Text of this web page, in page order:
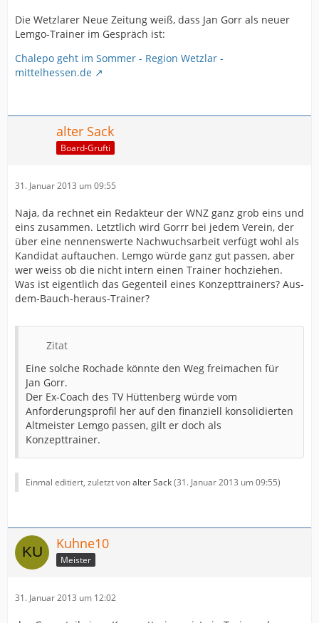
Die Wetzlarer Neue Zeitung weiß, dass Jan Gorr als neuer
Lemgo-Trainer im Gespräch ist:
Chalepo geht im Sommer - Region Wetzlar -
mittelhessen.de
alter Sack
Board-Grufti
31. Januar 2013 um 09:55
Naja, da rechnet ein Redakteur der WNZ ganz grob eins und
eins zusammen. Letztlich wird Gorrr bei jedem Verein, der
über eine nennenswerte Nachwuchsarbeit verfügt wohl als
Kandidat auftauchen. Lemgo würde ganz gut passen, aber
wer weiss ob die nicht intern einen Trainer hochziehen.
Was ist eigentlich das Gegenteil eines Konzepttrainers? Aus-
dem-Bauch-heraus-Trainer?
Zitat
Eine solche Rochade könnte den Weg freimachen für
Jan Gorr.
Der Ex-Coach des TV Hüttenberg würde vom
Anforderungsprofil her auf den finanziell konsolidierten
Altmeister Lemgo passen, gilt er doch als
Konzepttrainer.
Einmal editiert, zuletzt vonalter Sack(31. Januar 2013 um 09:55)
Kuhne10
Meister
31. Januar 2013 um 12:02